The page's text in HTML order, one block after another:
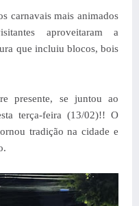
carnavais mais animados
aproveitaram a
que incluiu blocos, bois
presente, se juntou ao
terça-feira (13/02)!! O
tradição na cidade e